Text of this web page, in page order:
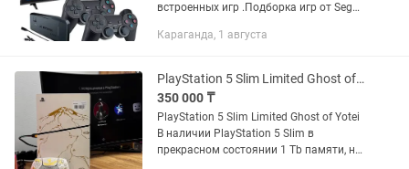
встроенных игр .Подборка игр от Sega,
Подключается к телевизору в HDMI
Караганда, 1 августа
PlayStation 5 Slim Limited Ghost of Yotei
350 000 ₸
PlayStation 5 Slim Limited Ghost of Yotei
В наличии PlayStation 5 Slim в
прекрасном состоянии 1 Tb памяти, не